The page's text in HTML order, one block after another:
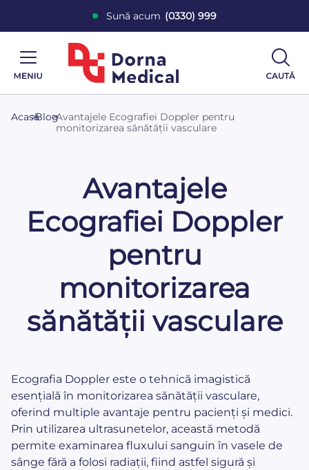
Sună acum (0330) 999
Acasă
>Blog
>Avantajele Ecografiei Doppler pentru
monitorizarea sănătății vasculare
Avantajele
Ecografiei Doppler
pentru
monitorizarea
sănătății vasculare
Ecografia Doppler este o tehnică imagistică
esențială în monitorizarea sănătății vasculare,
oferind multiple avantaje pentru pacienți și medici.
Prin utilizarea ultrasunetelor, această metodă
permite examinarea fluxului sanguin în vasele de
sânge fără a folosi radiații, fiind astfel sigură și